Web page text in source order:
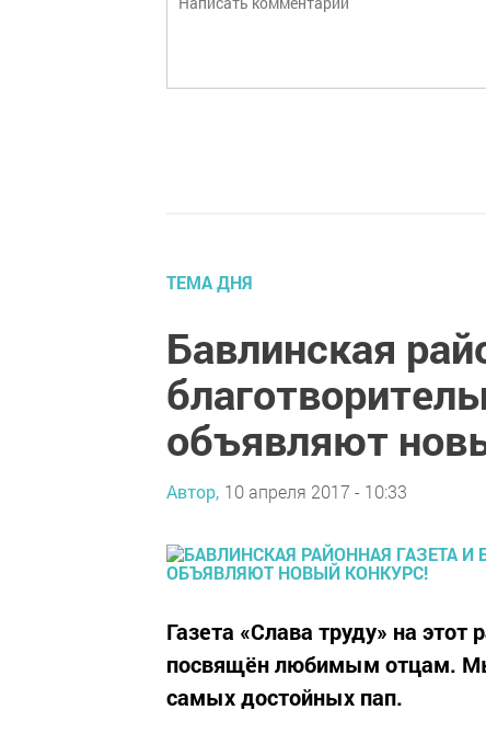
ТЕМА ДНЯ
Бавлинская
объявляют
Автор, 10 апреля 2017 - 10:33
Газета «Слава труду» на этот
посвящён любимым отцам.
самых достойных пап.